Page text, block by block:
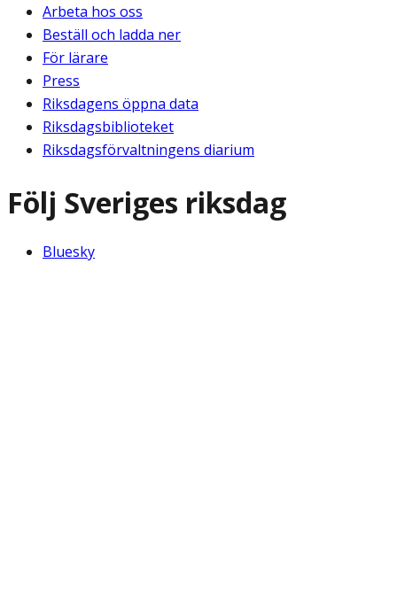
Arbeta hos oss
Beställ och ladda ner
För lärare
Press
Riksdagens öppna data
Riksdagsbiblioteket
Riksdagsförvaltningens diarium
Följ Sveriges riksdag
Bluesky